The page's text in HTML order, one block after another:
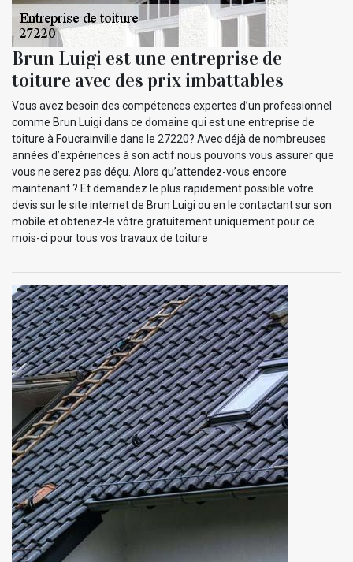
Brun Luigi est une entreprise de
toiture avec des prix imbattables
Vous avez besoin des compétences expertes d’un professionnel
comme Brun Luigi dans ce domaine qui est une entreprise de
toiture à Foucrainville dans le 27220? Avec déjà de nombreuses
années d’expériences à son actif nous pouvons vous assurer que
vous ne serez pas déçu. Alors qu’attendez-vous encore
maintenant ? Et demandez le plus rapidement possible votre
devis sur le site internet de Brun Luigi ou en le contactant sur son
mobile et obtenez-le vôtre gratuitement uniquement pour ce
mois-ci pour tous vos travaux de toiture